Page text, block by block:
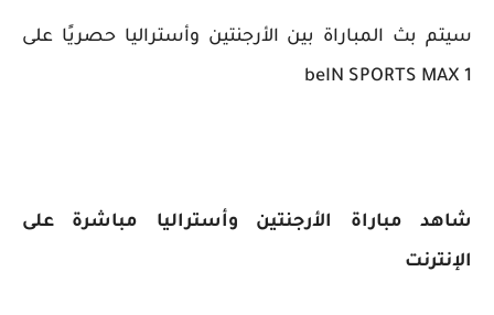
سيتم بث المباراة بين الأرجنتين وأستراليا حصريًا على
beIN SPORTS MAX 1
شاهد مباراة الأرجنتين وأستراليا مباشرة على
الإنترنت